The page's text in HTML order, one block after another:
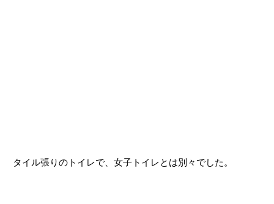
タイル張りのトイレで、女子トイレとは別々でした。